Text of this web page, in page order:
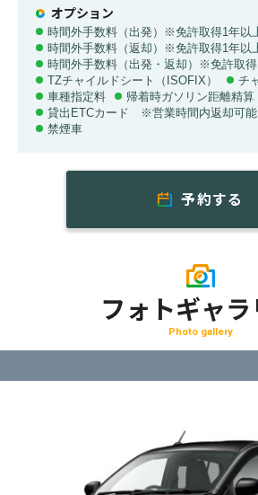
オプション
時間外手数料（出発）※免許取得1年以
時間外手数料（返却）※免許取得1年以
時間外手数料（出発・返却）※免許取
TZチャイルドシート（ISOFIX）
チ
車種指定料
帰着時ガソリン距離精算
貸出ETCカード ※営業時間内返却可能
禁煙車
予約する
フォトギャラ
Photo gallery